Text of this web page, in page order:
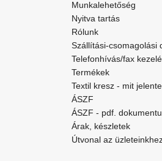
Munkalehetőség
Nyitva tartás
Rólunk
Szállítási-csomagolási
Telefonhívás/fax
Termékek
Textil kresz - mit
ÁSZF
ÁSZF - pdf.
Árak, készletek
Útvonal az